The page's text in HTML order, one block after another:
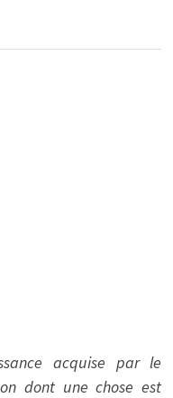
acquise par le
dont une chose est